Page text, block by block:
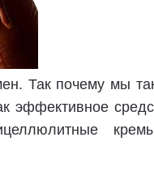
Так почему мы
эффективное